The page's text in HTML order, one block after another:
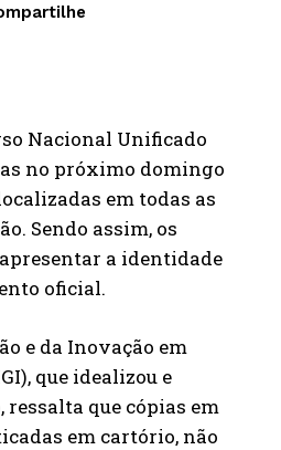
Nacional Unificado
no próximo domingo
em todas as
Sendo assim, os
a identidade
oficial.
e da Inovação em
que idealizou e
ressalta que cópias em
em cartório, não